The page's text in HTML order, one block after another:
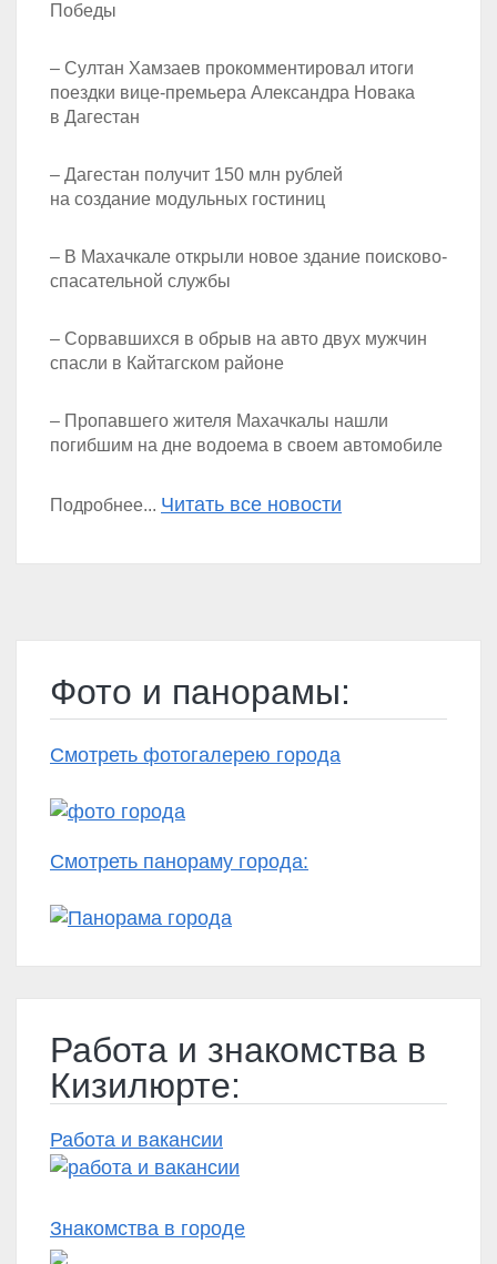
Победы
– Султан Хамзаев прокомментировал итоги
поездки вице-премьера Александра Новака
в Дагестан
– Дагестан получит 150 млн рублей
на создание модульных гостиниц
– В Махачкале открыли новое здание поисково-
спасательной службы
– Сорвавшихся в обрыв на авто двух мужчин
спасли в Кайтагском районе
– Пропавшего жителя Махачкалы нашли
погибшим на дне водоема в своем автомобиле
Подробнее... Читать все новости
Фото и панорамы:
Смотреть фотогалерею города
Смотреть панораму города:
Работа и знакомства в
Кизилюрте:
Работа и вакансии
Знакомства в городе